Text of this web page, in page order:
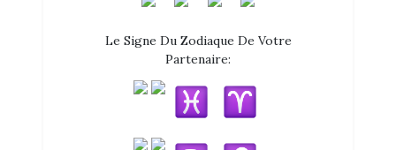
Le Signe Du Zodiaque De Votre
Partenaire: